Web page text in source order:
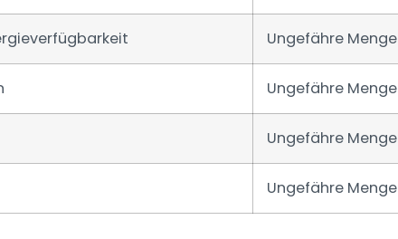
Ungefähre Menge
Ungefähre Menge
Ungefähre Menge
Ungefähre Menge